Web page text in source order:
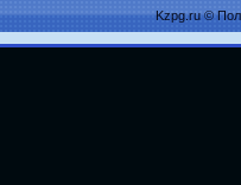
Kzpg.ru ©